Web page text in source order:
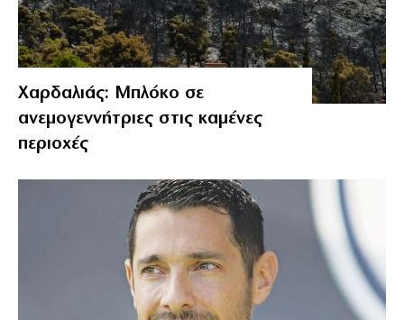
Χαρδαλιάς: Μπλόκο σε
ανεμογεννήτριες στις καμένες
περιοχές